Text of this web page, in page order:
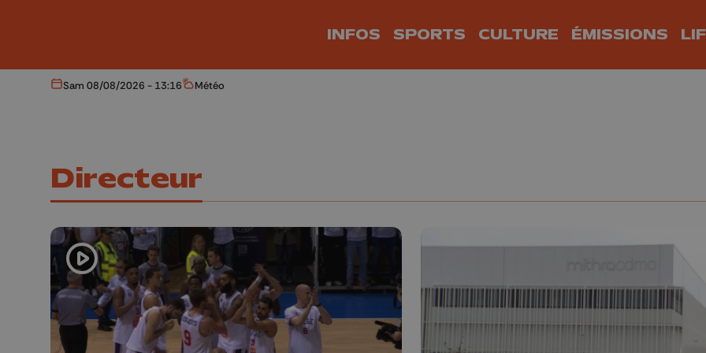
INFOS SPORTS CULTURE ÉMISSIONS
Aujourd'hui
Sam 08/08/2026 - 13:16 Météo
Météo
Directeur